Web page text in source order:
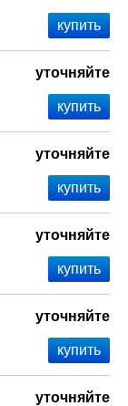
уточняйте
уточняйте
уточняйте
уточняйте
уточняйте